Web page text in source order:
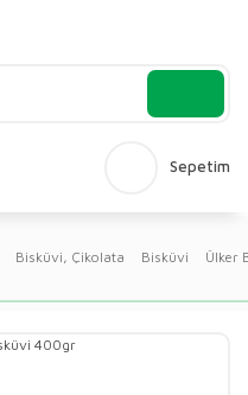
Sepetim
Bisküvi, Çikolata Bisküvi Ülker